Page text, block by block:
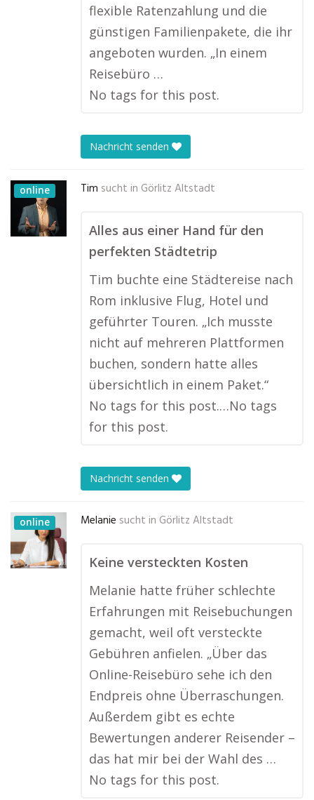
flexible Ratenzahlung und die
günstigen Familienpakete, die ihr
angeboten wurden. „In einem
Reisebüro …
No tags for this post.
Nachricht senden
online Tim sucht in Görlitz Altstadt
Alles aus einer Hand für den
perfekten Städtetrip
Tim buchte eine Städtereise nach
Rom inklusive Flug, Hotel und
geführter Touren. „Ich musste
nicht auf mehreren Plattformen
buchen, sondern hatte alles
übersichtlich in einem Paket.“
No tags for this post.…No tags
for this post.
Nachricht senden
online Melanie sucht in Görlitz Altstadt
Keine versteckten Kosten
Melanie hatte früher schlechte
Erfahrungen mit Reisebuchungen
gemacht, weil oft versteckte
Gebühren anfielen. „Über das
Online-Reisebüro sehe ich den
Endpreis ohne Überraschungen.
Außerdem gibt es echte
Bewertungen anderer Reisender –
das hat mir bei der Wahl des …
No tags for this post.